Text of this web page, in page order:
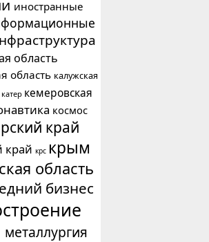
иностранные
область
область калужская
катер кемеровская
космос
край
край крс крым
область
бизнес
металлургия